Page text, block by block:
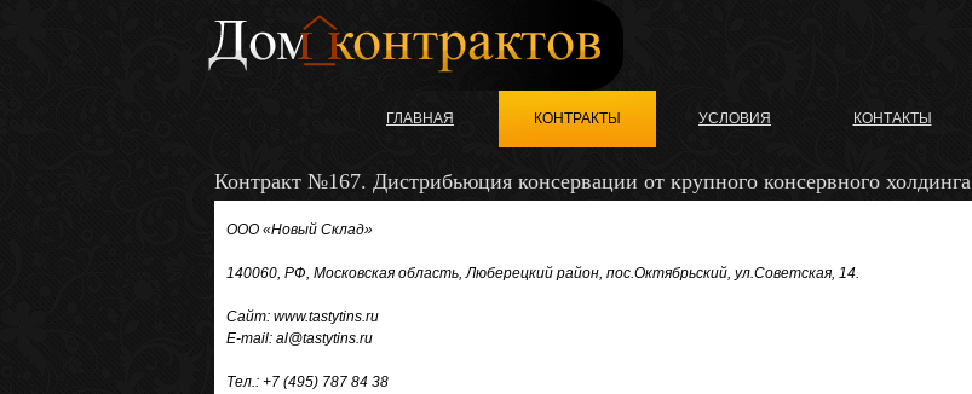
ГЛАВНАЯ КОНТРАКТЫ УСЛОВИЯ КОНТАКТЫ
Контракт №167. Дистрибьюция консервации от крупного консервного холдинга
ООО «Новый Склад»
140060, РФ, Московская область, Люберецкий район, пос.Октябрьский, ул.Советская, 14.
Сайт: www.tastytins.ru
E-mail: al@tastytins.ru
Тел.: +7 (495) 787 84 38